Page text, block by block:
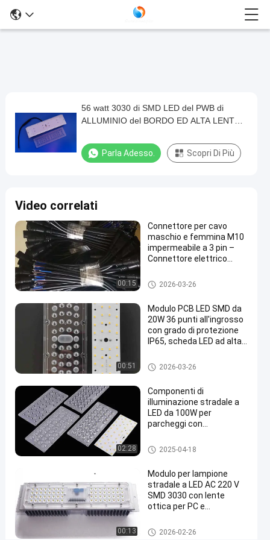
56
watt
3030
del
PWB
ALLUMINIO
del
ED
GRADI
Componenti
dell'iluminazione
2022-
05-27
381
#
elementi
leggeri
56 watt 3030 di SMD LED del PWB di
ALLUMINIO del BORDO ED ALTA LENTE
Parla Adesso. Scopri Di Più
Video correlati
00:15
Connettore per cavo
maschio e femmina M10
impermeabile a 3 pin –
Connettore elettrico
Componenti dell'iluminazione
pubblica del LED
2026-03-26
00:51
Modulo PCB LED SMD da
20W 36 punti all'ingrosso
con grado di protezione
IP65, scheda LED ad alta
illuminazione esterna
Componenti dell'iluminazione
pubblica del LED
2026-03-26
02:28
Componenti di
illuminazione stradale a
LED da 100W per
parcheggi con
3000K-6000K
Componenti dell'iluminazione
pubblica del LED
2025-04-18
00:13
Modulo per lampione
stradale a LED AC 220 V
SMD 3030 con lente
ottica per PC e
Componenti dell'iluminazione
pubblica del LED
2026-02-26